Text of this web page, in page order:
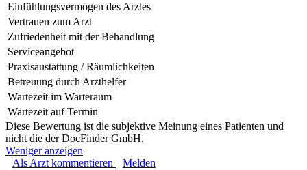
Einfühlungsvermögen des Arztes
Vertrauen zum Arzt
Zufriedenheit mit der Behandlung
Serviceangebot
Praxisaustattung / Räumlichkeiten
Betreuung durch Arzthelfer
Wartezeit im Warteraum
Wartezeit auf Termin
Diese Bewertung ist die subjektive Meinung eines Patienten und
nicht die der DocFinder GmbH.
Weniger anzeigen
Als Arzt kommentieren
Melden